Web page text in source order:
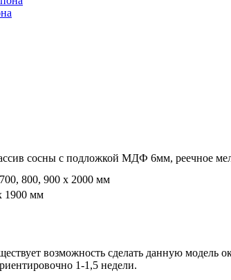
сосны с подложкой МДФ 6мм, реечное
800, 900 x 2000 мм
1900 мм
возможность сделать данную модель
1-1,5 недели.